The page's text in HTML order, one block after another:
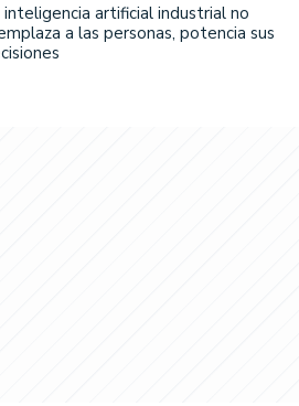
inteligencia artificial industrial no
a las personas, potencia sus